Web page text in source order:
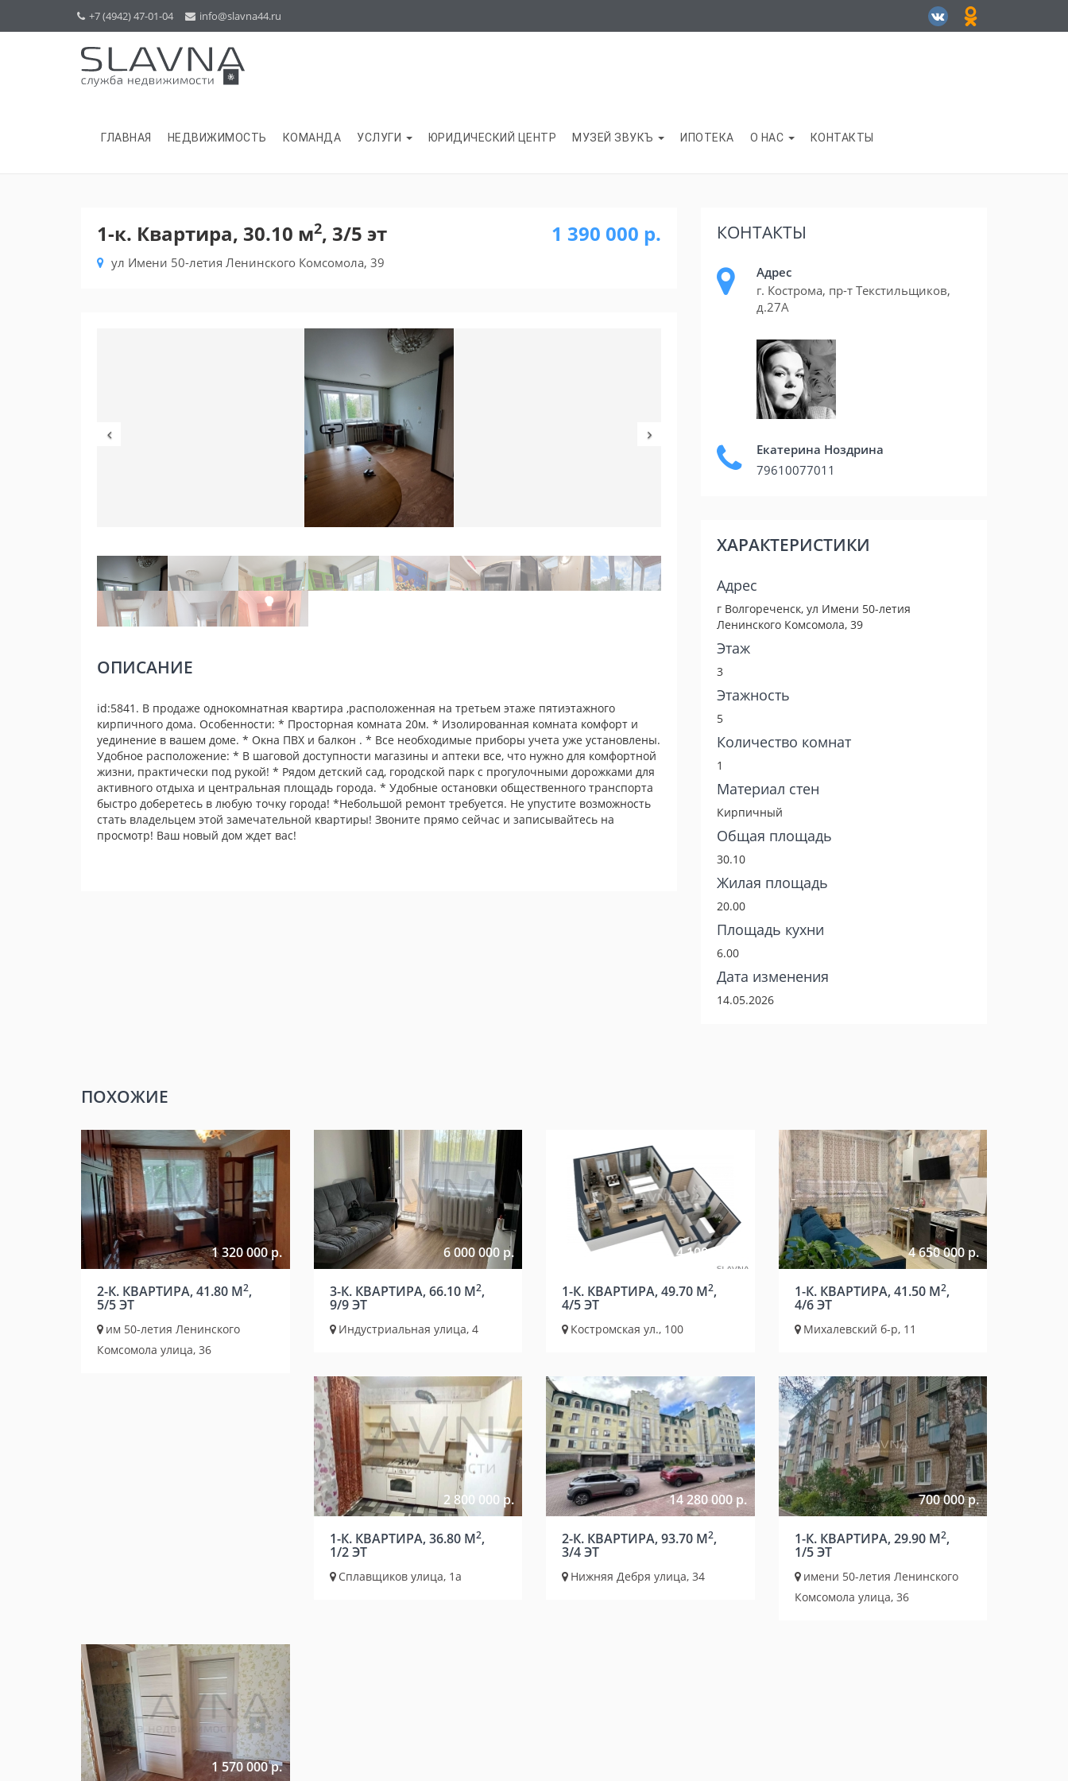
+7 (4942) 47-01-04 info@slavna44.ru
ГЛАВНАЯ НЕДВИЖИМОСТЬ КОМАНДА УСЛУГИ ЮРИДИЧЕСКИЙ ЦЕНТР МУЗЕЙ ЗВУКЪ ИПОТЕКА О НАС КОНТАКТЫ
1-к. Квартира, 30.10 м2, 3/5 эт
ул Имени 50-летия Ленинского Комсомола, 39
1 390 000 р.
ОПИСАНИЕ
id:5841. В продаже однокомнатная квартира ,расположенная на третьем этаже пятиэтажного
кирпичного дома. Особенности: * Просторная комната 20м. * Изолированная комната комфорт и
уединение в вашем доме. * Окна ПВХ и балкон . * Все необходимые приборы учета уже установлены.
Удобное расположение: * В шаговой доступности магазины и аптеки все, что нужно для комфортной
жизни, практически под рукой! * Рядом детский сад, городской парк с прогулочными дорожками для
активного отдыха и центральная площадь города. * Удобные остановки общественного транспорта
быстро доберетесь в любую точку города! *Небольшой ремонт требуется. Не упустите возможность
стать владельцем этой замечательной квартиры! Звоните прямо сейчас и записывайтесь на
просмотр! Ваш новый дом ждет вас!
КОНТАКТЫ
Адрес
г. Кострома, пр-т Текстильщиков,
д.27А
Екатерина Ноздрина
79610077011
ХАРАКТЕРИСТИКИ
Адрес
г Волгореченск, ул Имени 50-летия
Ленинского Комсомола, 39
Этаж
3
Этажность
5
Количество комнат
1
Материал стен
Кирпичный
Общая площадь
30.10
Жилая площадь
20.00
Площадь кухни
6.00
Дата изменения
14.05.2026
ПОХОЖИЕ
1 320 000 р.
2-К. КВАРТИРА, 41.80 М2,
5/5 ЭТ
им 50-летия Ленинского
Комсомола улица, 36
6 000 000 р.
3-К. КВАРТИРА, 66.10 М2,
9/9 ЭТ
Индустриальная улица, 4
4 100 000 р.
1-К. КВАРТИРА, 49.70 М2,
4/5 ЭТ
Костромская ул., 100
4 650 000 р.
1-К. КВАРТИРА, 41.50 М2,
4/6 ЭТ
Михалевский б-р, 11
2 800 000 р.
1-К. КВАРТИРА, 36.80 М2,
1/2 ЭТ
Сплавщиков улица, 1а
14 280 000 р.
2-К. КВАРТИРА, 93.70 М2,
3/4 ЭТ
Нижняя Дебря улица, 34
700 000 р.
1-К. КВАРТИРА, 29.90 М2,
1/5 ЭТ
имени 50-летия Ленинского
Комсомола улица, 36
1 570 000 р.